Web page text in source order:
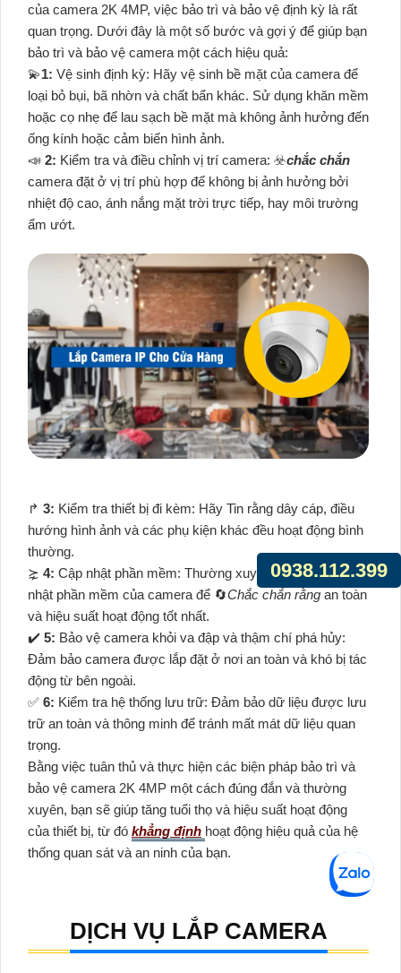
của camera 2K 4MP, việc bảo trì và bảo vệ định kỳ là rất
quan trọng. Dưới đây là một số bước và gợi ý để giúp bạn
bảo trì và bảo vệ camera một cách hiệu quả:
💫1: Vệ sinh định kỳ: Hãy vệ sinh bề mặt của camera để
loại bỏ bụi, bã nhờn và chất bẩn khác. Sử dụng khăn mềm
hoặc cọ nhẹ để lau sạch bề mặt mà không ảnh hưởng đến
ống kính hoặc cảm biến hình ảnh.
📣 2: Kiểm tra và điều chỉnh vị trí camera: ☣️chắc chắn
camera đặt ở vị trí phù hợp để không bị ảnh hưởng bởi
nhiệt độ cao, ánh nắng mặt trời trực tiếp, hay môi trường
ẩm ướt.
️↱ 3: Kiểm tra thiết bị đi kèm: Hãy Tin rằng dây cáp, điều
hướng hình ảnh và các phụ kiện khác đều hoạt động bình
thường.
⋩ 4: Cập nhật phần mềm: Thường xuyên kiểm tra và cập
nhật phần mềm của camera để 🔄Chắc chắn rằng an toàn
và hiệu suất hoạt động tốt nhất.
✔️ 5: Bảo vệ camera khỏi va đập và thậm chí phá hủy:
Đảm bảo camera được lắp đặt ở nơi an toàn và khó bị tác
động từ bên ngoài.
️✅ 6: Kiểm tra hệ thống lưu trữ: Đảm bảo dữ liệu được lưu
trữ an toàn và thông minh để tránh mất mát dữ liệu quan
trọng.
Bằng việc tuân thủ và thực hiện các biện pháp bảo trì và
bảo vệ camera 2K 4MP một cách đúng đắn và thường
xuyên, bạn sẽ giúp tăng tuổi thọ và hiệu suất hoạt động
của thiết bị, từ đó khẳng định hoạt động hiệu quả của hệ
thống quan sát và an ninh của bạn.
DỊCH VỤ LẮP CAMERA
0938.112.399